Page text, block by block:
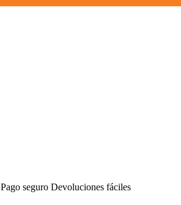
Pago seguro Devoluciones fáciles